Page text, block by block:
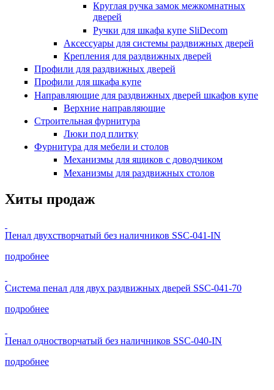
Круглая ручка замок межкомнатных
дверей
Ручки для шкафа купе SliDecom
Аксессуары для системы раздвижных дверей
Крепления для раздвижных дверей
Профили для раздвижных дверей
Профили для шкафа купе
Направляющие для раздвижных дверей шкафов купе
Верхние направляющие
Строительная фурнитура
Люки под плитку
Фурнитура для мебели и столов
Механизмы для ящиков с доводчиком
Механизмы для раздвижных столов
Хиты продаж
Пенал двухстворчатый без наличников SSC-041-IN
подробнее
Система пенал для двух раздвижных дверей SSC-041-70
подробнее
Пенал одностворчатый без наличников SSC-040-IN
подробнее